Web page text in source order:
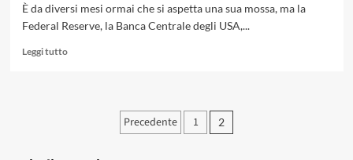
È da diversi mesi ormai che si aspetta una sua mossa, ma la
Federal Reserve, la Banca Centrale degli USA,...
Leggi tuttoLeggi
Paginazione
Precedente 1 2